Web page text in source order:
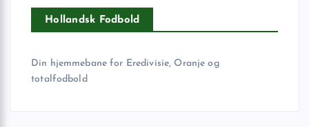
Hollandsk Fodbold
Din hjemmebane for Eredivisie, Oranje og
totalfodbold